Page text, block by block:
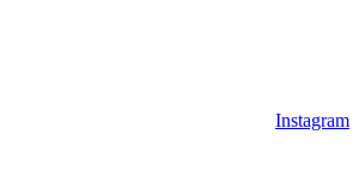
Instagram